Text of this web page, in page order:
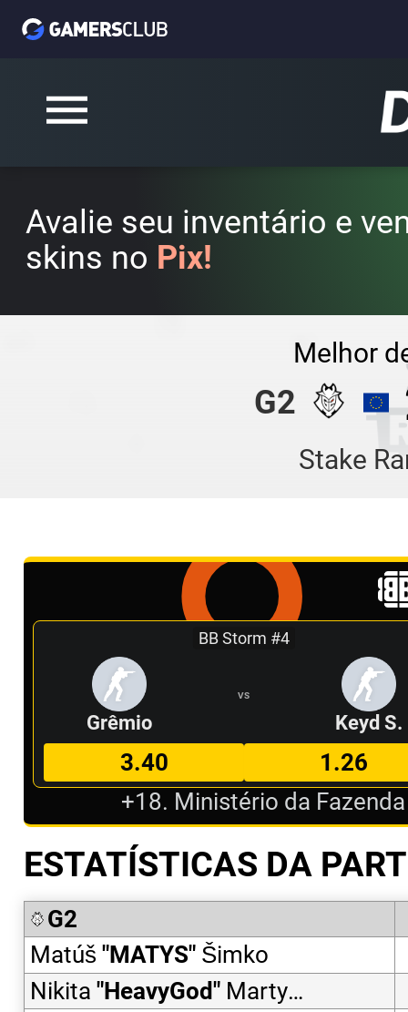
Avalie seu inventário e
skins no Pix!
Melhor
G2
Stake
BB Storm #4
Grêmio
VS
Keyd S.
3.40
1.26
+18. Ministério da
ESTATÍSTICAS DA
G2
Matúš "MATYS" Šimko
Nikita "HeavyGod" Martynenko